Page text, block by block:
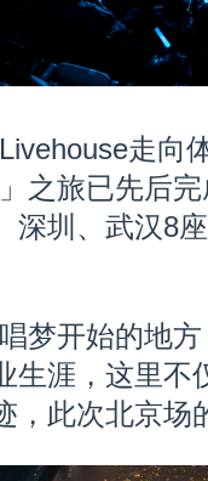
走向
」之旅已先后
深圳、武汉8
梦开始的地
生涯，这里不
，此次北京场